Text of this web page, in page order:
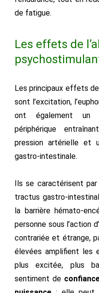
de fatigue.
Les effets de
Les principaux effets de
sont l’excitation,
ont également
périphérique
pression artérielle et
gastro-intestinale.
Ils se caractérisent par
tractus gastro-
la barrière hémato-
personne sous l’action d’
contrariée et étrange,
élevées amplifient les
plus excitée, plus
sentiment de